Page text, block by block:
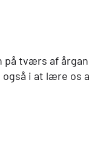
tværs af
i at lære os